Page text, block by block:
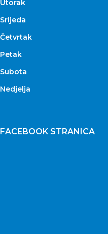
Utorak
Srijeda
Četvrtak
Petak
Subota
Nedjelja
FACEBOOK STRANICA